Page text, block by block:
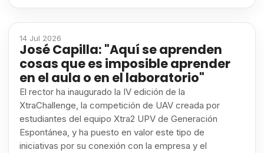
14 Jul 2026
José Capilla: "Aquí se aprenden
cosas que es imposible aprender
en el aula o en el laboratorio"
El rector ha inaugurado la IV edición de la
XtraChallenge, la competición de UAV creada por
estudiantes del equipo Xtra2 UPV de Generación
Espontánea, y ha puesto en valor este tipo de
iniciativas por su conexión con la empresa y el